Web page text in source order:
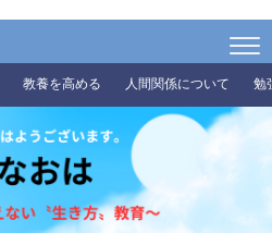
教養を高める 人間関係について 勉